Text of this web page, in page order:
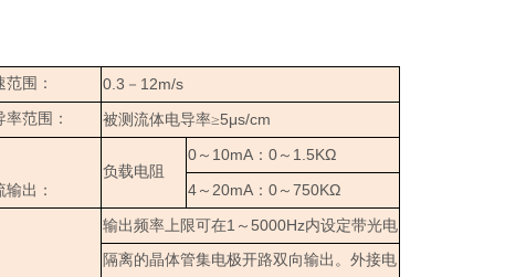
范围： 0.3 － 12m/s
率范围： 被测流体电导率≥5μs/cm
输出：
负载电阻
0 ～ 10mA ： 0 ～ 1.5KΩ
4 ～ 20mA ： 0 ～ 750KΩ
输出频率上限可在1 ～ 5000Hz内设定带光电
隔离的晶体管集电极开路双向输出。外接电